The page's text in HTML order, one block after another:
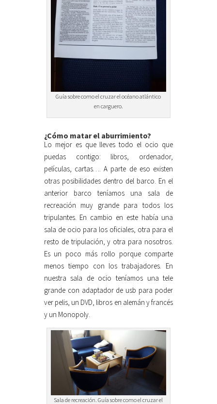
Guía sobre como el cruzar el océano atlántico
en carguero.
¿Cómo matar el aburrimiento?
Lo mejor es que lleves todo el ocio que
puedas contigo: libros, ordenador,
películas, cartas…. A parte de eso existen
otras posibilidades dentro del barco. En el
anterior barco teníamos una sala de
recreación muy grande para todos los
tripulantes. En cambio en este había una
sala de ocio para los oficiales, otra para el
resto de tripulación, y otra para nosotros.
Es un poco más rollo porque comparte
menos tiempo con los trabajadores. En
nuestra sala de ocio teníamos una tele
grande con adaptador de usb para poder
ver pelis, un DVD, libros en alemán y francés
y un Monopoly.
Sala de recreación. Guía sobre como el cruzar el